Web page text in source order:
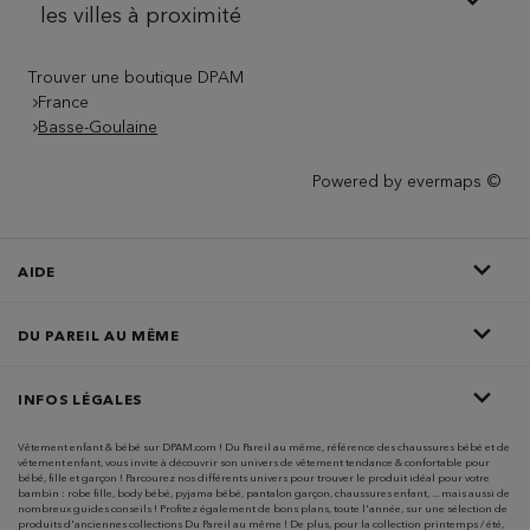
les villes à proximité
Trouver une boutique DPAM
France
Basse-Goulaine
Powered by evermaps ©
AIDE
DU PAREIL AU MÊME
INFOS LÉGALES
Vêtement enfant & bébé sur DPAM.com ! Du Pareil au même, référence des chaussures bébé et de
vêtement enfant, vous invite à découvrir son univers de vêtement tendance & confortable pour
bébé, fille et garçon ! Parcourez nos différents univers pour trouver le produit idéal pour votre
bambin : robe fille, body bébé, pyjama bébé, pantalon garçon, chaussures enfant, ... mais aussi de
nombreux guides conseils ! Profitez également de bons plans, toute l'année, sur une sélection de
produits d'anciennes collections Du Pareil au même ! De plus, pour la collection printemps / été,